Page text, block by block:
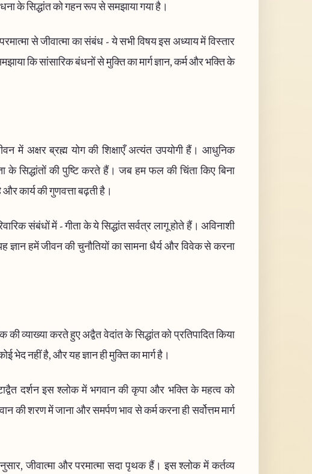
के सिद्धांत को गहन रूप से समझाया गया है।
से जीवात्मा का संबंध - ये सभी विषय इस अध्याय में विस्तार
कि सांसारिक बंधनों से मुक्ति का मार्ग ज्ञान, कर्म और भक्ति के
में अक्षर ब्रह्म योग की शिक्षाएँ अत्यंत उपयोगी हैं। आधुनिक
के सिद्धांतों की पुष्टि करते हैं। जब हम फल की चिंता किए बिना
कार्य की गुणवत्ता बढ़ती है।
संबंधों में - गीता के ये सिद्धांत सर्वत्र लागू होते हैं। अविनाशी
हमें जीवन की चुनौतियों का सामना धैर्य और विवेक से करना
की व्याख्या करते हुए अद्वैत वेदांत के सिद्धांत को प्रतिपादित किया
नहीं है, और यह ज्ञान ही मुक्ति का मार्ग है।
दर्शन इस श्लोक में भगवान की कृपा और भक्ति के महत्व को
शरण में जाना और समर्पण भाव से कर्म करना ही सर्वोत्तम मार्ग
जीवात्मा और परमात्मा सदा पृथक हैं। इस श्लोक में कर्तव्य